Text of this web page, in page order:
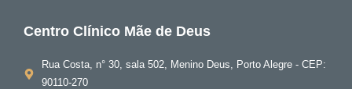
Centro Clínico Mãe de Deus
Rua Costa, n° 30, sala 502, Menino Deus, Porto Alegre - CEP:
90110-270